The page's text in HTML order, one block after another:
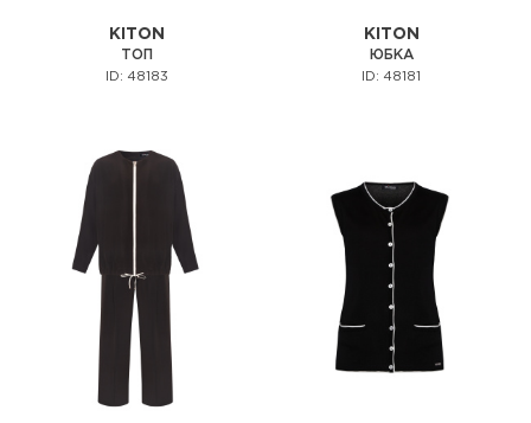
KITON
ТОП
ID: 48183
KITON
ЮБКА
ID: 48181